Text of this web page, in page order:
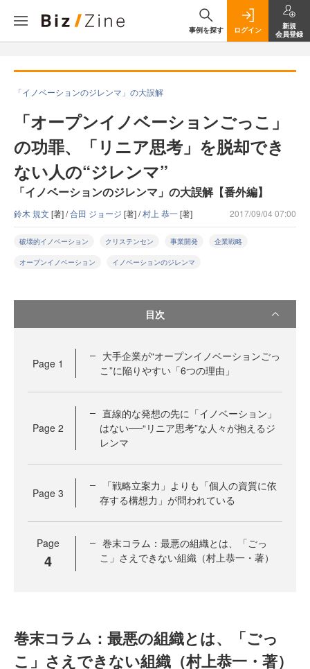
事例を探す ログイン
新規
会員登録
「イノベーションのジレンマ」の大誤解
「オープンイノベーションごっこ」
の功罪、「リニア思考」を脱却でき
ない人の“ジレンマ”
「イノベーションのジレンマ」の大誤解【番外編】
鈴木 規文 [著] /合田 ジョージ [著] /村上 恭一[著] 2017/09/04 07:00
破壊的イノベーション クリステンセン 事業開発 企業戦略
オープンイノベーション イノベーションのジレンマ
目次
Page 1
大手企業が“オープンイノベーションごっ
こ”に陥りやすい「6つの理由」
Page 2
直線的な発想の先に「イノベーション」
はない──“リニア思考”な人々が抱えるジ
レンマ
Page 3
「戦略立案力」よりも「個人の資質に依
存する構想力」が問われている
Page
4
巻末コラム：最悪の組織とは、「ごっ
こ」さえできない組織（村上恭一・著）
巻末コラム：最悪の組織とは、「ごっ
こ」さえできない組織（村上恭一・著）